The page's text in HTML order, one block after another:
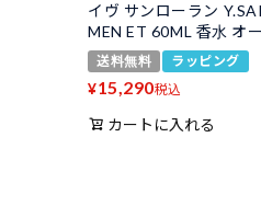
イヴ サンローラン
MEN ET 60ML 香水 オ
送料無料 ラッピング
¥15,290税込
カートに入れる